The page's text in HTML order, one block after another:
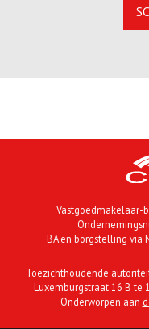
Vastgoedmakelaar-
BA en borgstelling via
Toezichthoudende
Luxemburgstraat 16 B te
Onderworpen aan